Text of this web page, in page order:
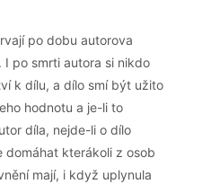
po dobu autorova
po smrti autora si nikdo
k dílu, a dílo smí být užito
hodnotu a je-li to
díla, nejde-li o dílo
domáhat kterákoli z osob
mají, i když uplynula